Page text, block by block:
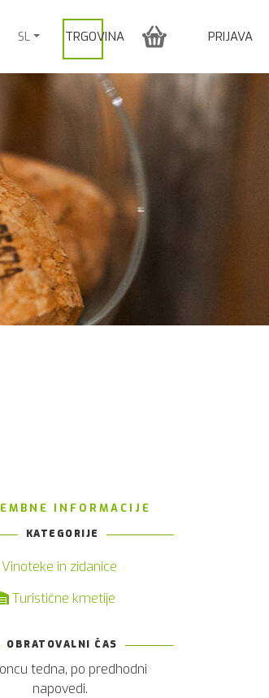
TRGOVINA PRIJAVA
SL
INFORMACIJE
KATEGORIJE
Vinoteke in zidanice
Turistične kmetije
OBRATOVALNI ČAS
tedna, po predhodni
napovedi.